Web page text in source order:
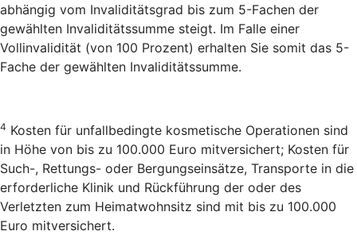
abhängig vom Invaliditätsgrad bis zum 5-Fachen der
gewählten Invaliditätssumme steigt. Im Falle einer
Vollinvalidität (von 100 Prozent) erhalten Sie somit das 5-
Fache der gewählten Invaliditätssumme.
4 Kosten für unfallbedingte kosmetische Operationen sind
in Höhe von bis zu 100.000 Euro mitversichert; Kosten für
Such-, Rettungs- oder Bergungseinsätze, Transporte in die
erforderliche Klinik und Rückführung der oder des
Verletzten zum Heimatwohnsitz sind mit bis zu 100.000
Euro mitversichert.